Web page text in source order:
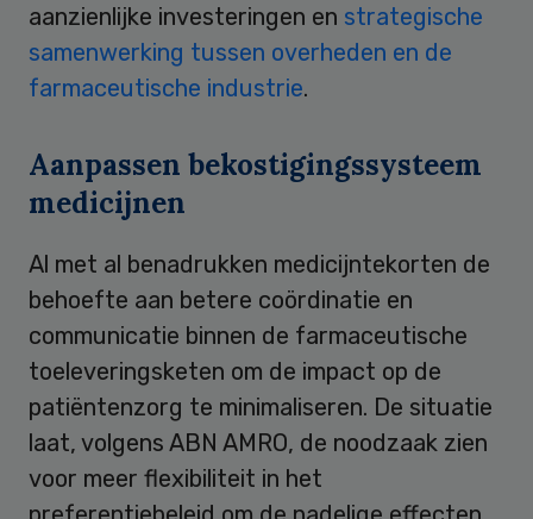
aanzienlijke investeringen en strategische
samenwerking tussen overheden en de
farmaceutische industrie.
Aanpassen bekostigingssysteem
medicijnen
Al met al benadrukken medicijntekorten de
behoefte aan betere coördinatie en
communicatie binnen de farmaceutische
toeleveringsketen om de impact op de
patiëntenzorg te minimaliseren. De situatie
laat, volgens ABN AMRO, de noodzaak zien
voor meer flexibiliteit in het